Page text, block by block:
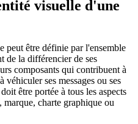
visuelle d'une
peut être définie par l'ensemble
de la différencier de ses
composants qui contribuent à
ses messages ou ses
être portée à tous les aspects
charte graphique ou